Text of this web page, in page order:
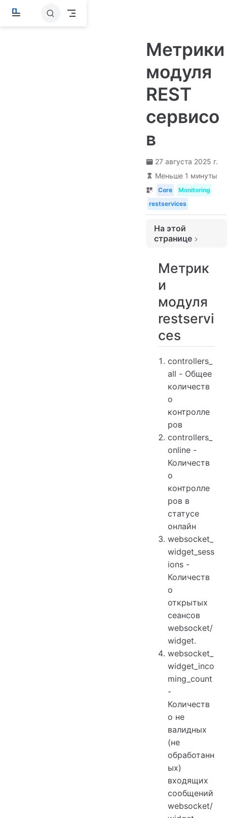
П
р
Метрики
модуля
REST
сервисо
в
27 августа 2025 г.
Меньше 1 минуты
Core
Monitoring
restservices
На этой
странице
Метрик
и
модуля
restservi
ces
controllers_
all - Общее
количеств
о
контролле
ров
controllers_
online -
Количеств
о
контролле
ров в
статусе
онлайн
websocket_
widget_sess
ions -
Количеств
о
открытых
сеансов
websocket/
widget.
websocket_
widget_inco
ming_count
-
Количеств
о не
валидных
(не
обработанн
ых)
входящих
сообщений
websocket/